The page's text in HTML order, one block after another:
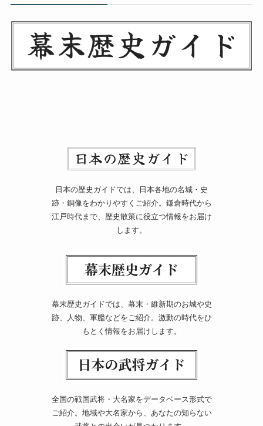
日本の歴史ガイドでは、日本各地の名城・史
跡・銅像をわかりやすくご紹介。鎌倉時代から
江戸時代まで、歴史散策に役立つ情報をお届け
します。
幕末歴史ガイドでは、幕末・維新期のお城や史
跡、人物、軍艦などをご紹介。激動の時代をひ
もとく情報をお届けします。
全国の戦国武将・大名家をデータベース形式で
ご紹介。地域や大名家から、あなたの知らない